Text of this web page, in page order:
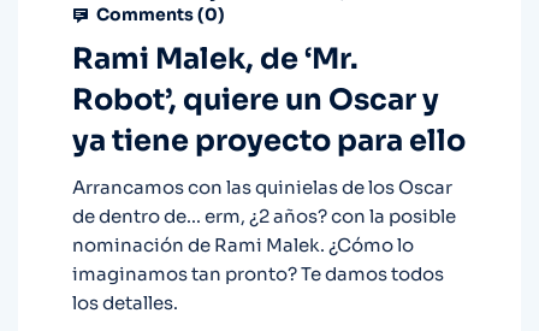
Comments (0)
Rami Malek, de ‘Mr.
Robot’, quiere un Oscar y
ya tiene proyecto para ello
Arrancamos con las quinielas de los Oscar
de dentro de... erm, ¿2 años? con la posible
nominación de Rami Malek. ¿Cómo lo
imaginamos tan pronto? Te damos todos
los detalles.